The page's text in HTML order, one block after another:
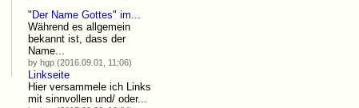
"Der Name Gottes" im...
Während es allgemein
bekannt ist, dass der
Name...
by hgp (2016.09.01, 11:06)
Linkseite
Hier versammele ich Links
mit sinnvollen und/ oder...